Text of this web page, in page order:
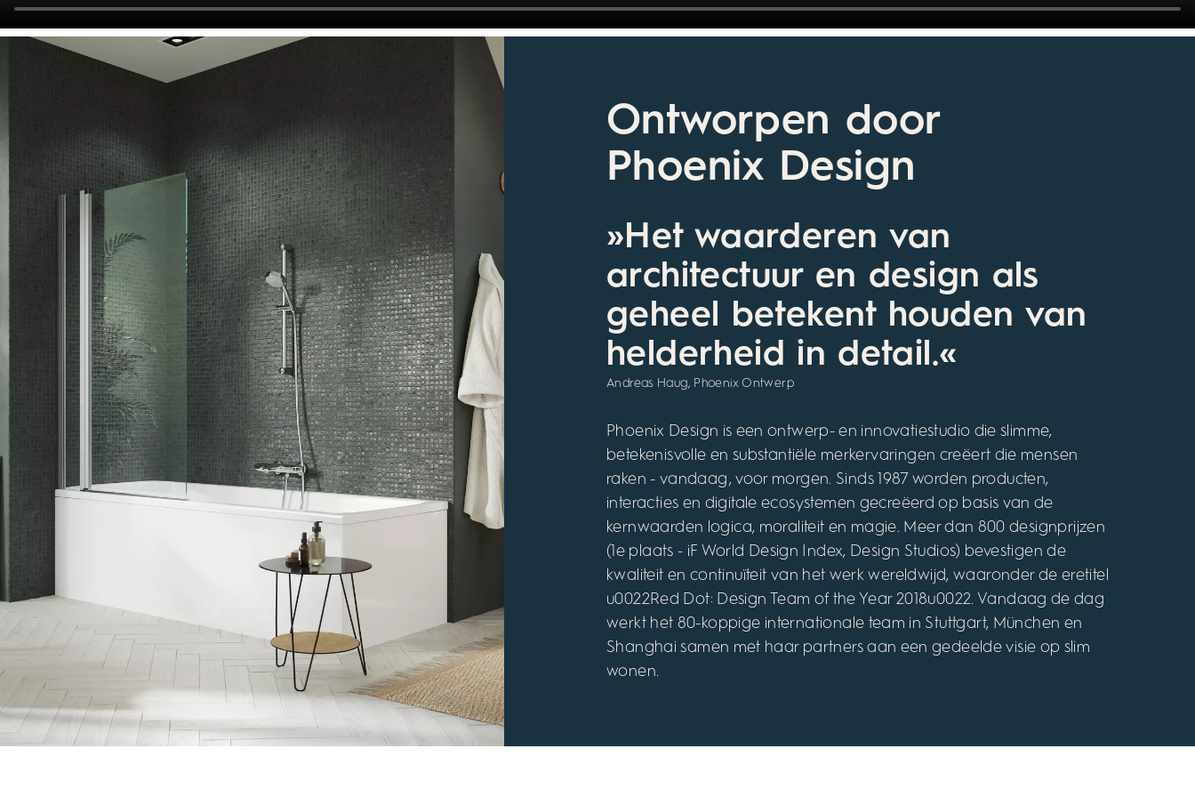
Ontworpen door
Phoenix Design
»Het waarderen van
architectuur en design als
geheel betekent houden van
helderheid in detail.«
Andreas Haug, Phoenix Ontwerp
Phoenix Design is een ontwerp- en innovatiestudio die slimme,
betekenisvolle en substantiële merkervaringen creëert die mensen
raken - vandaag, voor morgen. Sinds 1987 worden producten,
interacties en digitale ecosystemen gecreëerd op basis van de
kernwaarden logica, moraliteit en magie. Meer dan 800 designprijzen
(1e plaats - iF World Design Index, Design Studios) bevestigen de
kwaliteit en continuïteit van het werk wereldwijd, waaronder de eretitel
u0022Red Dot: Design Team of the Year 2018u0022. Vandaag de dag
werkt het 80-koppige internationale team in Stuttgart, München en
Shanghai samen met haar partners aan een gedeelde visie op slim
wonen.